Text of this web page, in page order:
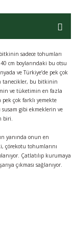
sadece tohumları
cm boylarındaki bu otsu
ve Türkiye’de pek çok
tanecikler, bu bitkinin
ve tüketimin en fazla
çok farklı yemekte
gibi ekmeklerin ve
biri.
yanında onun en
çörekotu tohumlarını
Çatlatılıp kurumaya
çıkması sağlanıyor.